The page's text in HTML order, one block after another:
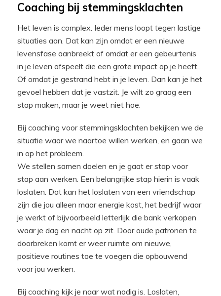
Coaching bij stemmingsklachten
Het leven is complex. Ieder mens loopt tegen lastige
situaties aan. Dat kan zijn omdat er een nieuwe
levensfase aanbreekt of omdat er een gebeurtenis
in je leven afspeelt die een grote impact op je heeft.
Of omdat je gestrand hebt in je leven. Dan kan je het
gevoel hebben dat je vastzit. Je wilt zo graag een
stap maken, maar je weet niet hoe.
Bij coaching voor stemmingsklachten bekijken we de
situatie waar we naartoe willen werken, en gaan we
in op het probleem.
We stellen samen doelen en je gaat er stap voor
stap aan werken. Een belangrijke stap hierin is vaak
loslaten. Dat kan het loslaten van een vriendschap
zijn die jou alleen maar energie kost, het bedrijf waar
je werkt of bijvoorbeeld letterlijk die bank verkopen
waar je dag en nacht op zit. Door oude patronen te
doorbreken komt er weer ruimte om nieuwe,
positieve routines toe te voegen die opbouwend
voor jou werken.
Bij coaching kijk je naar wat nodig is. Loslaten,